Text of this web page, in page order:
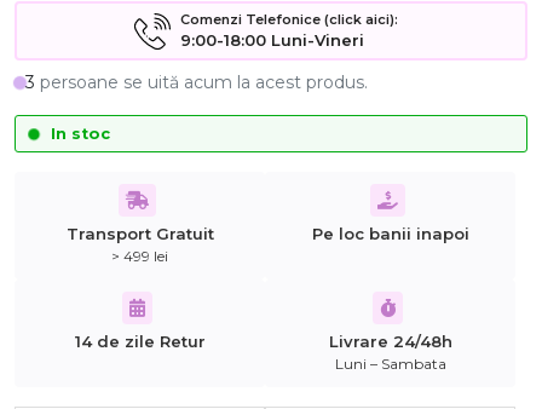
Comenzi Telefonice (click aici):
9:00-18:00 Luni-Vineri
3 persoane se uită acum la acest produs.
In stoc
Transport Gratuit
> 499 lei
Pe loc banii inapoi
14 de zile Retur Livrare 24/48h
Luni – Sambata